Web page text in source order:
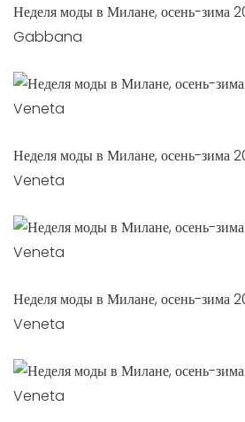
Неделя моды в Милане, осень-зима
Gabbana
Неделя моды в Милане, осень-
Veneta
Неделя моды в Милане, осень-
Veneta